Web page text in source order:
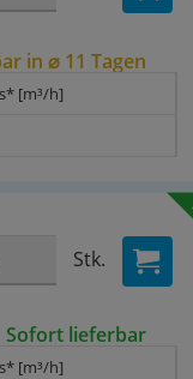
in ⌀ 11 Tagen
[m³/h]
Stk.
Sofort lieferbar
[m³/h]